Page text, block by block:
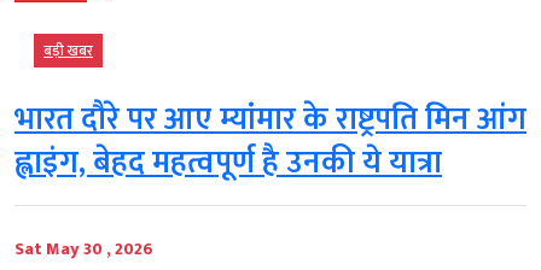
बड़ी खबर
भारत दौरे पर आए म्यांमार के राष्ट्रपति मिन आंग
ह्लाइंग, बेहद महत्वपूर्ण है उनकी ये यात्रा
Sat May 30 , 2026